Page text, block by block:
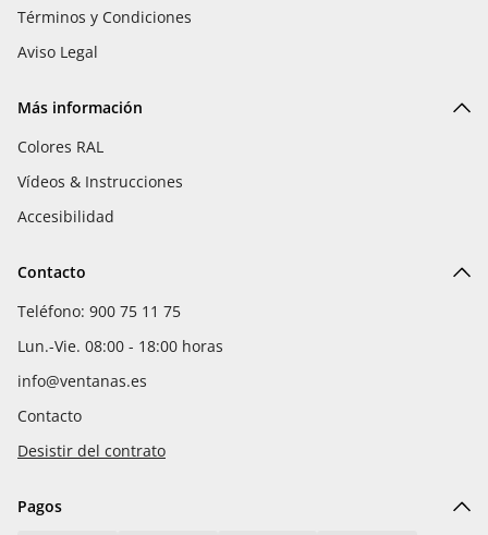
Términos y Condiciones
Aviso Legal
Más información
Colores RAL
Vídeos & Instrucciones
Accesibilidad
Contacto
Teléfono: 900 75 11 75
Lun.-Vie. 08:00 - 18:00 horas
info@ventanas.es
Contacto
Desistir del contrato
Pagos